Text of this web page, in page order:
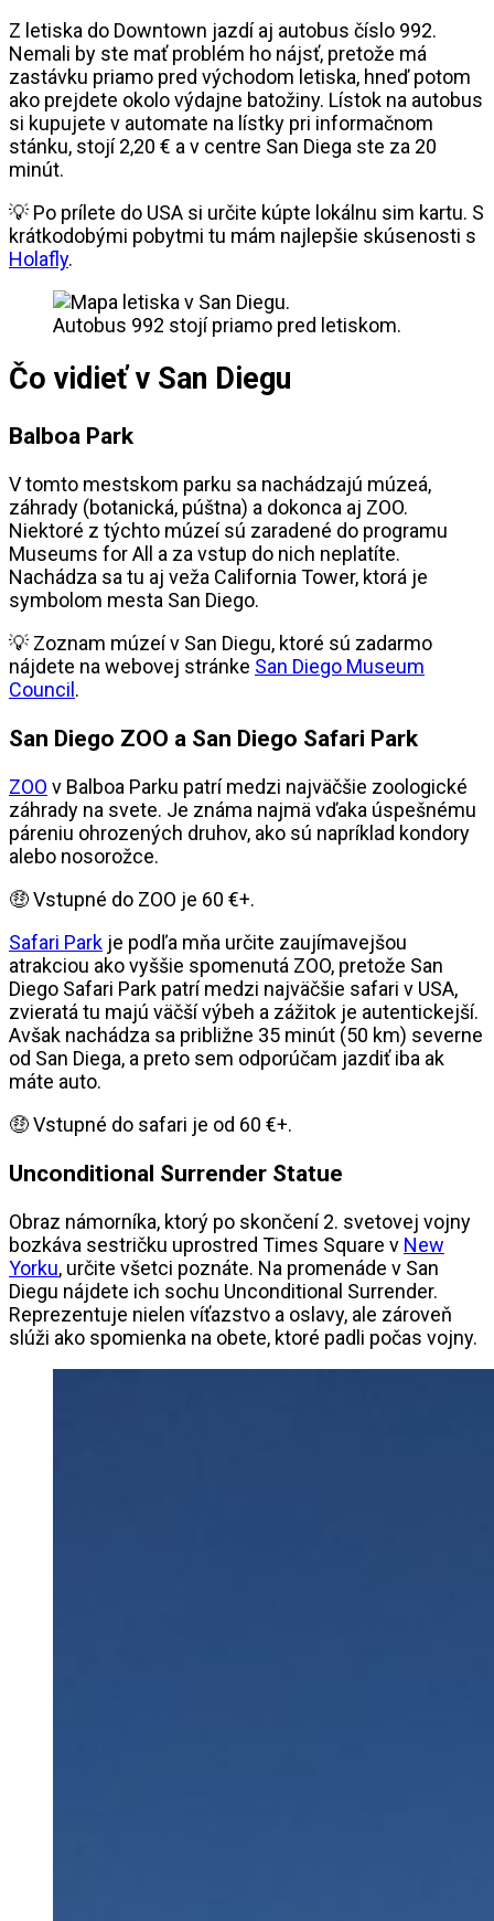
Z letiska do Downtown jazdí aj autobus číslo 992.
Nemali by ste mať problém ho nájsť, pretože má
zastávku priamo pred východom letiska, hneď potom
ako prejdete okolo výdajne batožiny. Lístok na autobus
si kupujete v automate na lístky pri informačnom
stánku, stojí 2,20 € a v centre San Diega ste za 20
minút.
💡 Po prílete do USA si určite kúpte lokálnu sim kartu. S
krátkodobými pobytmi tu mám najlepšie skúsenosti s
Holafly.
Autobus 992 stojí priamo pred letiskom.
Čo vidieť v San Diegu
Balboa Park
V tomto mestskom parku sa nachádzajú múzeá,
záhrady (botanická, púštna) a dokonca aj ZOO.
Niektoré z týchto múzeí sú zaradené do programu
Museums for All a za vstup do nich neplatíte.
Nachádza sa tu aj veža California Tower, ktorá je
symbolom mesta San Diego.
💡 Zoznam múzeí v San Diegu, ktoré sú zadarmo
nájdete na webovej stránke San Diego Museum
Council.
San Diego ZOO a San Diego Safari Park
ZOO v Balboa Parku patrí medzi najväčšie zoologické
záhrady na svete. Je známa najmä vďaka úspešnému
páreniu ohrozených druhov, ako sú napríklad kondory
alebo nosorožce.
🤑 Vstupné do ZOO je 60 €+.
Safari Park je podľa mňa určite zaujímavejšou
atrakciou ako vyššie spomenutá ZOO, pretože San
Diego Safari Park patrí medzi najväčšie safari v USA,
zvieratá tu majú väčší výbeh a zážitok je autentickejší.
Avšak nachádza sa približne 35 minút (50 km) severne
od San Diega, a preto sem odporúčam jazdiť iba ak
máte auto.
🤑 Vstupné do safari je od 60 €+.
Unconditional Surrender Statue
Obraz námorníka, ktorý po skončení 2. svetovej vojny
bozkáva sestričku uprostred Times Square v New
Yorku, určite všetci poznáte. Na promenáde v San
Diegu nájdete ich sochu Unconditional Surrender.
Reprezentuje nielen víťazstvo a oslavy, ale zároveň
slúži ako spomienka na obete, ktoré padli počas vojny.